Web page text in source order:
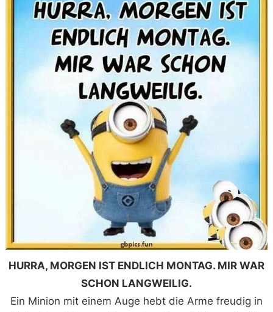
HURRA, MORGEN IST ENDLICH MONTAG. MIR WAR
SCHON LANGWEILIG.
Ein Minion mit einem Auge hebt die Arme freudig in